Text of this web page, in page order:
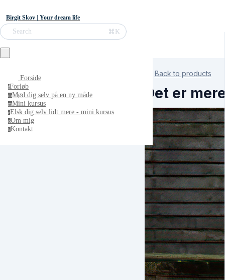
Birgit Skov | Your dream life
Search ⌘K
Forside
fForløb
mMød dig selv på en ny måde
mMini kursus
eElsk dig selv lidt mere - mini kursus
oOm mig
kKontakt
Back to products
Det er